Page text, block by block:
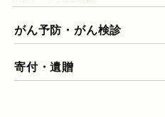
がん予防・がん検診
寄付・遺贈